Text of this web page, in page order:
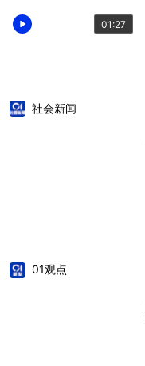
01:27
社会新闻
01观点